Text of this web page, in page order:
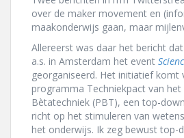
over de maker movement en
maakonderwijs gaan, maar
Allereerst was daar het bericht
a.s. in Amsterdam het event
georganiseerd. Het initiatief
programma Techniekpact van
Bètatechniek (PBT), een top-
richt op het stimuleren van
het onderwijs. Ik zeg bewust top-